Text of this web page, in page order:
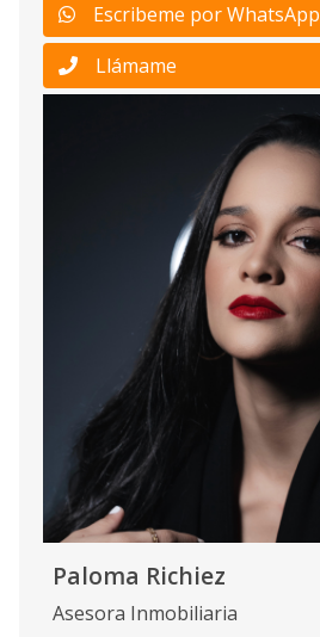
Escribeme por WhatsApp
Llámame
Paloma Richiez
Asesora Inmobiliaria